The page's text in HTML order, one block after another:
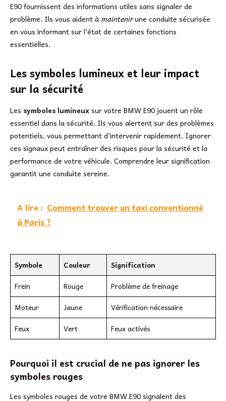
E90 fournissent des informations utiles sans signaler de
problème. Ils vous aident à maintenirune conduite sécurisée
en vous informant sur l’état de certaines fonctions
essentielles.
Les symboles lumineux et leur impact
sur la sécurité
Les symboles lumineux sur votre BMW E90 jouent un rôle
essentiel dans la sécurité. Ils vous alertent sur des problèmes
potentiels, vous permettant d’intervenir rapidement. Ignorer
ces signaux peut entraîner des risques pour la sécurité et la
performance de votre véhicule. Comprendre leur signification
garantit une conduite sereine.
A lire : Comment trouver un taxi conventionné
à Paris ?
Symbole Couleur
Signification
Frein
Rouge
Problème de freinage
Moteur
Jaune
Vérification nécessaire
Feux
Vert Feux activés
Pourquoi il est crucial de ne pas ignorer les
symboles rouges
Les symboles rouges de votre BMW E90 signalent des